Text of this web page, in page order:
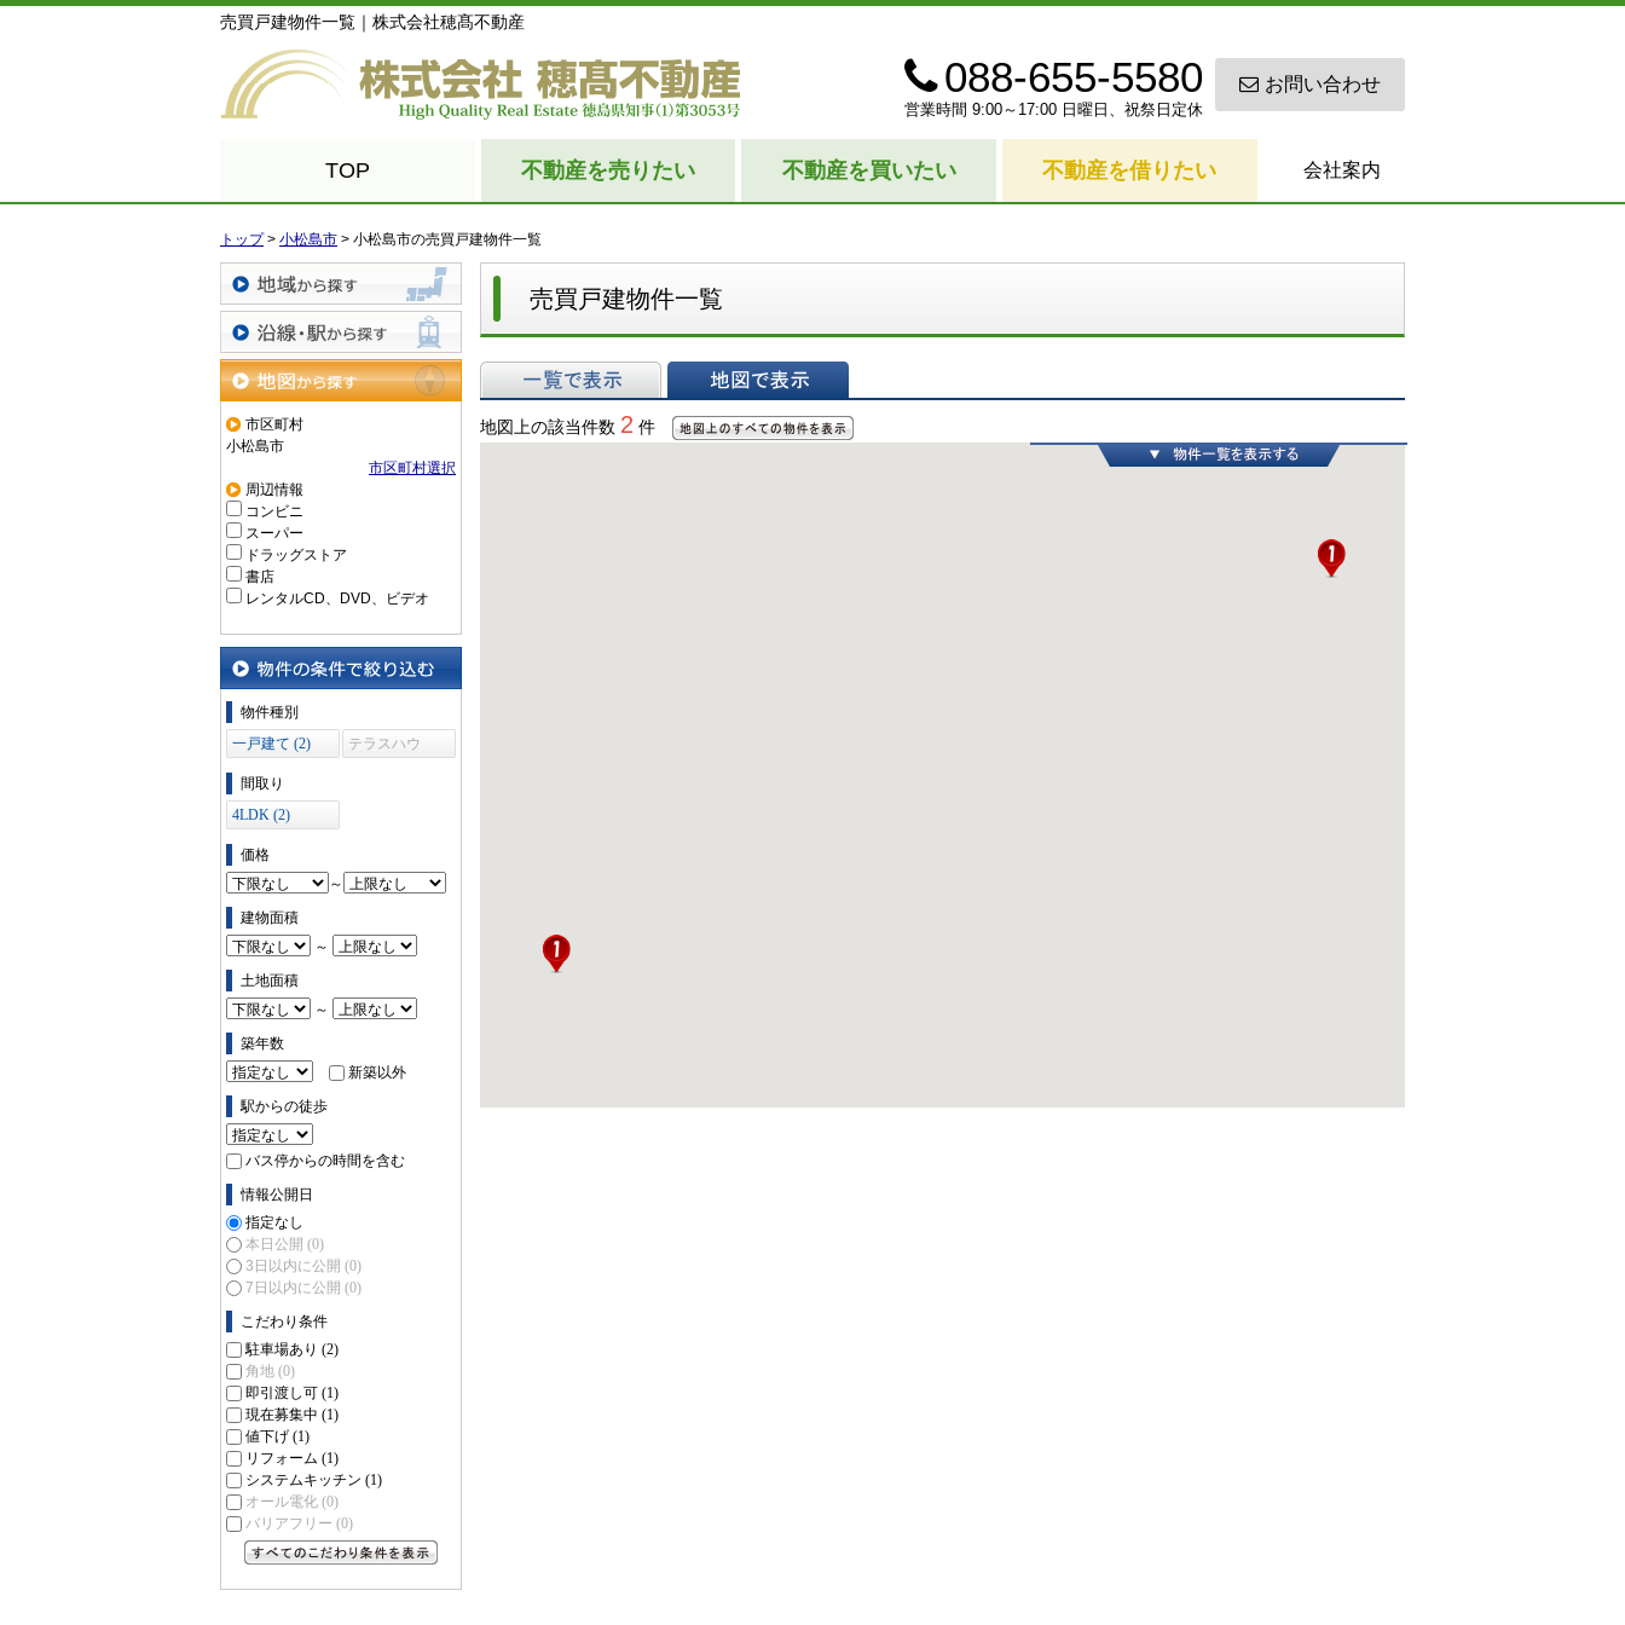
売買戸建物件一覧｜株式会社穂髙不動産
お問い合わせ
088-655-5580
営業時間 9:00～17:00 日曜日、祝祭日定休
TOP 不動産を売りたい 不動産を買いたい 不動産を借りたい 会社案内
トップ> 小松島市 > 小松島市の売買戸建物件一覧
地域から探す
沿線・駅から探す
地図から探す
市区町村
小松島市
市区町村選択
周辺情報
コンビニ
スーパー
ドラッグストア
書店
レンタルCD、DVD、ビデオ
物件の条件で絞り込む
物件種別
一戸建て (2)
テラスハウ
間取り
4LDK (2)
価格
～
建物面積
～
土地面積
～
築年数
新築以外
駅からの徒歩
バス停からの時間を含む
情報公開日
指定なし
本日公開 (0)
3日以内に公開 (0)
7日以内に公開 (0)
こだわり条件
駐車場あり (2)
角地 (0)
即引渡し可 (1)
現在募集中 (1)
値下げ (1)
リフォーム (1)
システムキッチン (1)
オール電化 (0)
バリアフリー (0)
売買戸建物件一覧
地図上の該当件数 2 件